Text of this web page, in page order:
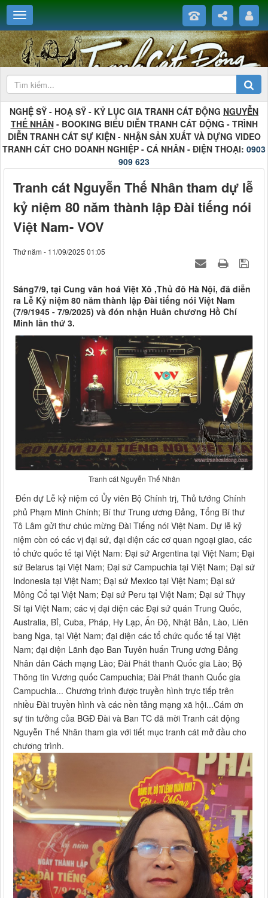
NGHỆ SỸ - HOẠ SỸ - KỶ LỤC GIA TRANH CÁT ĐỘNG NGUYỄN
THẾ NHÂN- BOOKING BIỂU DIỄN TRANH CÁT ĐỘNG - TRÌNH
DIỄN TRANH CÁT SỰ KIỆN - NHẬN SẢN XUẤT VÀ DỰNG VIDEO
TRANH CÁT CHO DOANH NGHIỆP - CÁ NHÂN - ĐIỆN THOẠI: 0903
909 623
Tranh cát Nguyễn Thế Nhân tham dự lễ
kỷ niệm 80 năm thành lập Đài tiếng nói
Việt Nam- VOV
Thứ năm - 11/09/2025 01:05
Sáng7/9, tại Cung văn hoá Việt Xô ,Thủ đô Hà Nội, đã diễn
ra Lễ Kỷ niệm 80 năm thành lập Đài tiếng nói Việt Nam
(7/9/1945 - 7/9/2025) và đón nhận Huân chương Hồ Chí
Minh lần thứ 3.
Tranh cát Nguyễn Thế Nhân
Đến dự Lễ kỷ niệm có Ủy viên Bộ Chính trị, Thủ tướng Chính
phủ Phạm Minh Chính; Bí thư Trung ương Đảng, Tổng Bí thư
Tô Lâm gửi thư chúc mừng Đài Tiếng nói Việt Nam. Dự lễ kỷ
niệm còn có các vị đại sứ, đại diện các cơ quan ngoại giao, các
tổ chức quốc tế tại Việt Nam: Đại sứ Argentina tại Việt Nam; Đại
sứ Belarus tại Việt Nam; Đại sứ Campuchia tại Việt Nam; Đại sứ
Indonesia tại Việt Nam; Đại sứ Mexico tại Việt Nam; Đại sứ
Mông Cổ tại Việt Nam; Đại sứ Peru tại Việt Nam; Đại sứ Thụy
Sĩ tại Việt Nam; các vị đại diện các Đại sứ quán Trung Quốc,
Australia, Bỉ, Cuba, Pháp, Hy Lạp, Ấn Độ, Nhật Bản, Lào, Liên
bang Nga, tại Việt Nam; đại diện các tổ chức quốc tế tại Việt
Nam; đại diện Lãnh đạo Ban Tuyên huấn Trung ương Đảng
Nhân dân Cách mạng Lào; Đài Phát thanh Quốc gia Lào; Bộ
Thông tin Vương quốc Campuchia; Đài Phát thanh Quốc gia
Campuchia... Chương trình được truyền hình trực tiếp trên
nhiều Đài truyền hình và các nền tảng mạng xã hội...Cám ơn
sự tin tưởng của BGĐ Đài và Ban TC đã mời Tranh cát động
Nguyễn Thế Nhân tham gia với tiết mục tranh cát mở đầu cho
chương trình.